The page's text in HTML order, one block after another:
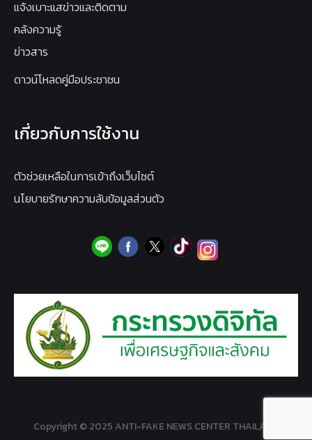
แจ้งเบาะแสข่าวและติดตาม
คลังความรู้
ข่าวสาร
ดาวน์โหลดคู่มือประชาชน
เกี่ยวกับการใช้งาน
ตัวช่วยเหลือในการเข้าถึงเว็บไซต์
นโยบายรักษาความลับข้อมูลส่วนตัว
Copyright © 2025 ANTI-FAKE NEWS CENTER THAILAND